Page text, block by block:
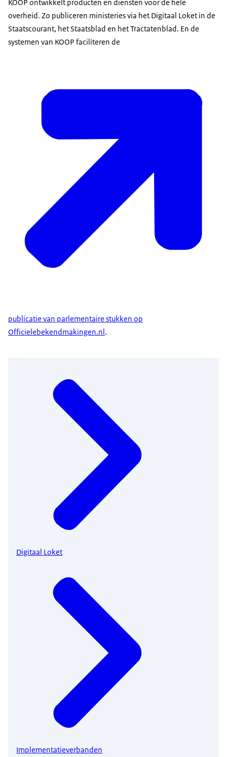
KOOP ontwikkelt producten en diensten voor de hele
overheid. Zo publiceren ministeries via het Digitaal Loket in de
Staatscourant, het Staatsblad en het Tractatenblad. En de
systemen van KOOP faciliteren de
publicatie van parlementaire stukken op
Officielebekendmakingen.nl.
Digitaal Loket
Implementatieverbanden